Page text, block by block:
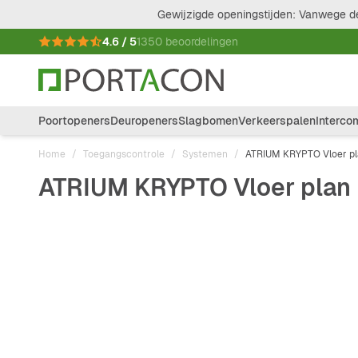
Gewijzigde openingstijden: Vanwege
4.6 / 51350 beoordelingen
PoortopenersDeuropenersSlagbomenVerkeerspalen
Home / Toegangscontrole / Systemen / ATRIUM KRYPTO Vloer
ATRIUM KRYPTO Vloer